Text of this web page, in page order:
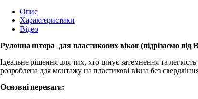
Опис
Характеристики
Відео
Рулонна штора для пластикових вікон (підрізаємо під
Ідеальне рішення для тих, хто цінує затемнення та
розроблена для монтажу на пластикові вікна без
Основні переваги: